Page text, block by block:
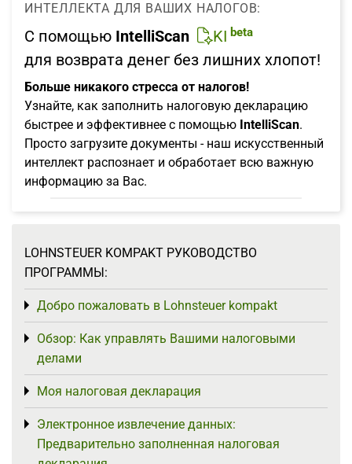
ИНТЕЛЛЕКТА ДЛЯ ВАШИХ НАЛОГОВ:
С помощью IntelliScan KI beta
для возврата денег без лишних хлопот!
Больше никакого стресса от налогов!
Узнайте, как заполнить налоговую декларацию
быстрее и эффективнее с помощью IntelliScan.
Просто загрузите документы - наш искусственный
интеллект распознает и обработает всю важную
информацию за Вас.
LOHNSTEUER KOMPAKT РУКОВОДСТВО
ПРОГРАММЫ:
Добро пожаловать в Lohnsteuer kompakt
Toggle menu
Обзор: Как управлять Вашими налоговыми
делами
Toggle menu
Моя налоговая декларация
Toggle menu
Электронное извлечение данных:
Предварительно заполненная налоговая
Toggle menu